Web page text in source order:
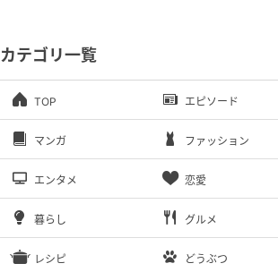
カテゴリ一覧
TOP エピソード
マンガ ファッション
エンタメ 恋愛
暮らし グルメ
レシピ どうぶつ